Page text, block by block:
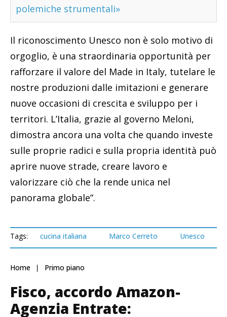
polemiche strumentali»
Il riconoscimento Unesco non è solo motivo di
orgoglio, è una straordinaria opportunità per
rafforzare il valore del Made in Italy, tutelare le
nostre produzioni dalle imitazioni e generare
nuove occasioni di crescita e sviluppo per i
territori. L’Italia, grazie al governo Meloni,
dimostra ancora una volta che quando investe
sulle proprie radici e sulla propria identità può
aprire nuove strade, creare lavoro e
valorizzare ciò che la rende unica nel
panorama globale”.
Tags: cucina italiana Marco Cerreto Unesco
Home Primo piano
Fisco, accordo Amazon-
Agenzia Entrate: